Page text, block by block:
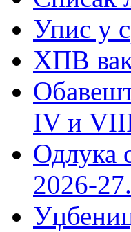
Упис у
ХПВ
IV и VIII
Одлука
2026-